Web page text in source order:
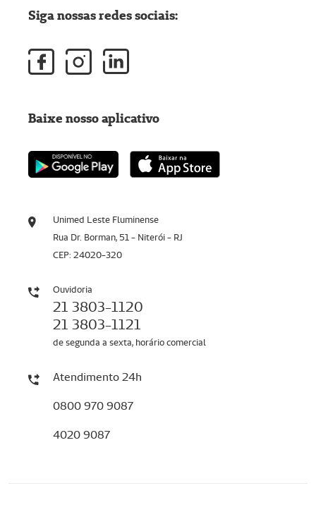
Unimed Leste Fluminense
Rua Dr. Borman, 51 - Niterói - RJ
CEP: 24020-320
Ouvidoria
21 3803-1120
21 3803-1121
de segunda a sexta, horário comercial
Atendimento 24h
0800 970 9087
4020 9087
Siga nossas redes sociais:
Baixe nosso aplicativo